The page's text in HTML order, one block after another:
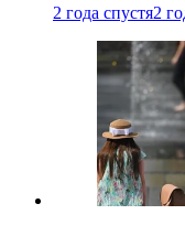
2 года спустя2